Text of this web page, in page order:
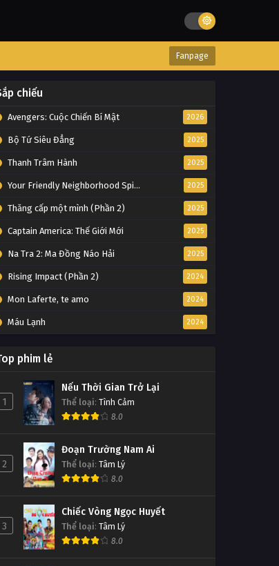
Fanpage
chiếu
Avengers: Cuộc Chiến Bí Mật 2026
Bộ Tứ Siêu Đẳng 2025
Thanh Trâm Hành 2025
Your Friendly Neighborhood Spider-Man 2025
Thăng cấp một mình (Phần 2) 2025
Captain America: Thế Giới Mới 2025
Na Tra 2: Ma Đồng Náo Hải 2025
Rising Impact (Phần 2) 2024
Mon Laferte, te amo 2024
Máu Lạnh 2024
phim lẻ
1
Nếu Thời Gian Trở Lại
Thể loại: Tình Cảm
8.0
2
Đoạn Trường Nam Ai
Thể loại: Tâm Lý
8.0
3
Chiếc Vòng Ngọc Huyết
Thể loại: Tâm Lý
8.0